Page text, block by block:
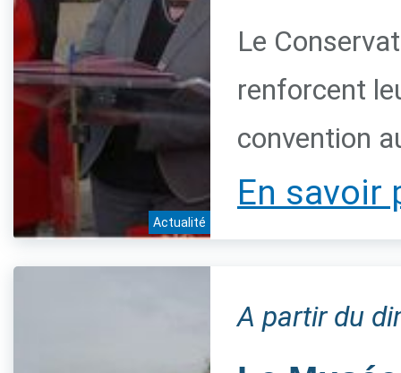
Actualité
Le
renforcent
convention
En savoir
A partir du